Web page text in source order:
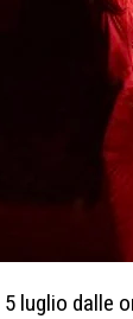
luglio dalle